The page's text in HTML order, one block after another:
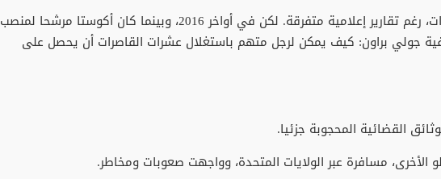
ظلت القضية مغلقة لسنوات، رغم تقارير إعلامية متفرقة. لكن في أواخر 2016، وبينما كان أكوستا مرشحا لمنصب
جولي براون: كيف يمكن لرجل متهم باستغلال عشرات القاصرات أن يحصل على
القضائية المحجوبة جزئيا.
الأخرى، مسافرة عبر الولايات المتحدة، وواجهت صعوبات ومخاطر.